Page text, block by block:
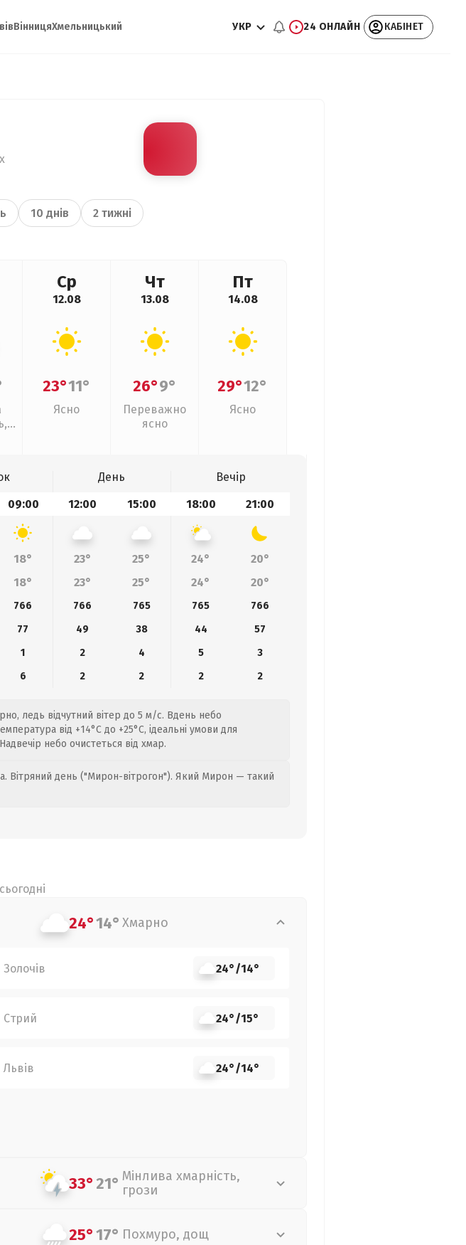
ВінницяХмельницький УКР 24 ОНЛАЙН КАБІНЕТ
10 днів 2 тижні
Ср
12.08
23°11°
Ясно
Чт
13.08
26°9°
Переважно
ясно
Пт
14.08
29°12°
Ясно
День
Вечір
09:00 12:00 15:00 18:00 21:00
18° 23° 25° 24°
20°
18° 23° 25° 24° 20°
766 766 765 765
766
77 49 38 44
57
1 2 4 5
3
6 2 2 2 2
ледь відчутний вітер до 5 м/с. Вдень небо
від +14°C до +25°C, ідеальні умови для
небо очистеться від хмар.
Вітряний день ("Мирон-вітрогон"). Який Мирон — такий
24°14° Хмарно
Золочів 24°/14°
Стрий 24°/15°
Львів 24°/14°
33°21° Мінлива хмарність,
грози
25°17° Похмуро, дощ